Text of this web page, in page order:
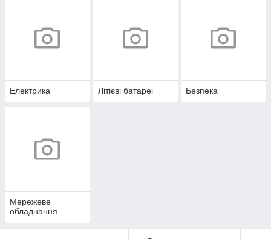
Електрика Літієві батареі Безпека
Мережеве
обладнання